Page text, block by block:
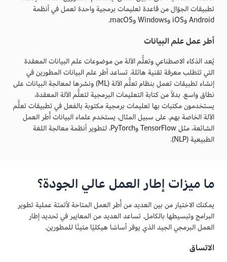
تطبيقات الجوّال من قاعدة تعليمات برمجية واحدة تعمل في أنظمة
Android وiOS وWindows وmacOS.
أطر عمل علم البيانات
يُعد الذكاء الاصطناعي وتعلُّم الآلة من موضوعات علم البيانات المعقدة
التي تتطلب معرفة تقنية هائلة. تساعد أطر علم البيانات المطورين في
إنشاء تطبيقات تعمل بنظام تعلُّم الآلة (ML) ونشرها لمعالجة البيانات على
نطاق واسع. بدلاً من كتابة التعليمات البرمجية لتعلُّم الآلة المعقدة،
يستخدمون مكتبات بها تعليمات برمجية مكتوبة بالفعل في تطبيقات تعلُّم
الآلة الخاصة بهم. على سبيل المثال، يستخدم علماء البيانات أُطر العمل
الشائعة، مثل TensorFlow وPyTorch، لتطوير أنظمة معالجة اللغة
الطبيعية (NLP).
ما ميزات إطار العمل عالي الجودة؟
يمكنك الاختيار من بين العديد من أُطر العمل المتاحة لأتمتة عملية تطوير
البرامج وتبسيطها بالكامل. تساعد العديد من المعايير في تحديد إطار
العمل البرمجي الجيد الذي يوفر أساسًا هيكليًا متينًا للمطورين.
الاتساق